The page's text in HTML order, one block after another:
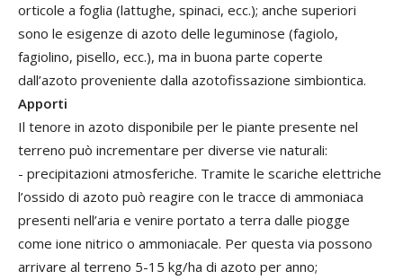
orticole a foglia (lattughe, spinaci, ecc.); anche superiori
sono le esigenze di azoto delle leguminose (fagiolo,
fagiolino, pisello, ecc.), ma in buona parte coperte
dall’azoto proveniente dalla azotofissazione simbiontica.
Apporti
Il tenore in azoto disponibile per le piante presente nel
terreno può incrementare per diverse vie naturali:
- precipitazioni atmosferiche. Tramite le scariche elettriche
l’ossido di azoto può reagire con le tracce di ammoniaca
presenti nell’aria e venire portato a terra dalle piogge
come ione nitrico o ammoniacale. Per questa via possono
arrivare al terreno 5-15 kg/ha di azoto per anno;